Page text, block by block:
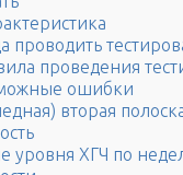
проводить
проведения
ошибки
вторая
уровня ХГЧ по